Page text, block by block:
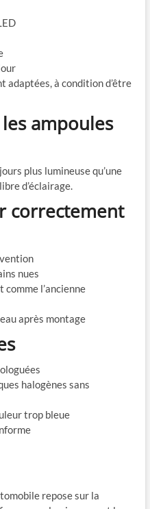
adaptées, à condition d’être
ampoules
plus lumineuse qu’une
d’éclairage.
correctement
nues
l’ancienne
après montage
halogènes sans
trop bleue
repose sur la